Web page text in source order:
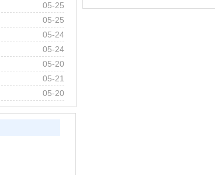
05-25
05-25
05-24
05-24
05-20
05-21
05-20